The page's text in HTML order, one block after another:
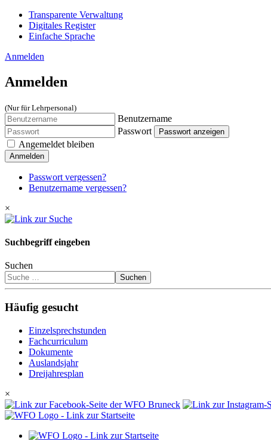
Transparente Verwaltung
Digitales Register
Einfache Sprache
Anmelden
Anmelden
(Nur für Lehrpersonal)
Benutzername
Passwort
Passwort anzeigen
Angemeldet bleiben
Anmelden
Passwort vergessen?
Benutzername vergessen?
×
Suchbegriff eingeben
Suchen
Suchen
Häufig gesucht
Einzelsprechstunden
Fachcurriculum
Dokumente
Auslandsjahr
Dreijahresplan
×